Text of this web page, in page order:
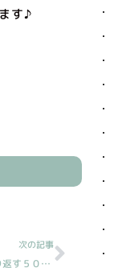
す♪
次の記事
両親に無心繰り返す５０代兄［読売新聞人生案内/20230928分］
Next